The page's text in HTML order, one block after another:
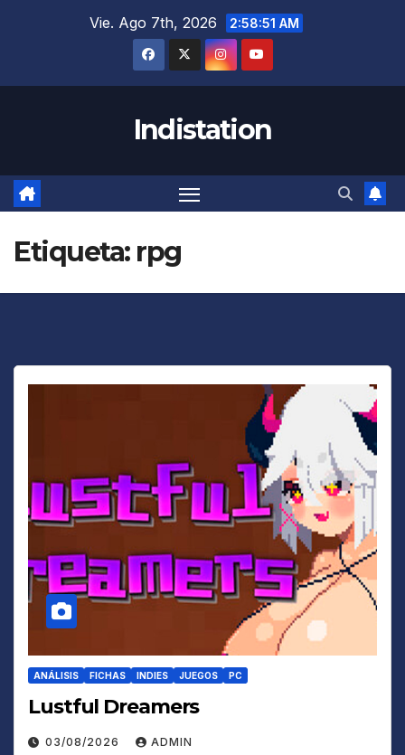
Vie. Ago 7th, 2026 2:58:52 AM
Indistation
Etiqueta: rpg
ANÁLISIS FICHAS INDIES JUEGOS PC
Lustful Dreamers
03/08/2026 ADMIN